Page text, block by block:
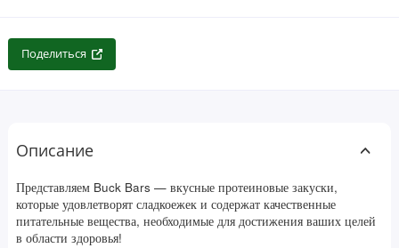
Поделиться
Описание
Представляем Buck Bars — вкусные протеиновые закуски,
которые удовлетворят сладкоежек и содержат качественные
питательные вещества, необходимые для достижения ваших целей
в области здоровья!